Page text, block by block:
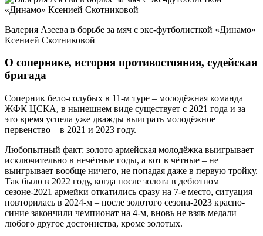
Валерия Азеева в борьбе за мяч с экс-футболисткой «Динамо»
Ксенией Скотниковой
О сопернике, история противостояния, судейская
бригада
Соперник бело-голубых в 11-м туре – молодёжная команда
ЖФК ЦСКА, в нынешнем виде существует с 2021 года и за
это время успела уже дважды выиграть молодёжное
первенство – в 2021 и 2023 году.
Любопытный факт: золото армейская молодёжка выигрывает
исключительно в нечётные годы, а вот в чётные – не
выигрывает вообще ничего, не попадая даже в первую тройку.
Так было в 2022 году, когда после золота в дебютном
сезоне-2021 армейки откатились сразу на 7-е место, ситуация
повторилась в 2024-м – после золотого сезона-2023 красно-
синие закончили чемпионат на 4-м, вновь не взяв медали
любого другое достоинства, кроме золотых.